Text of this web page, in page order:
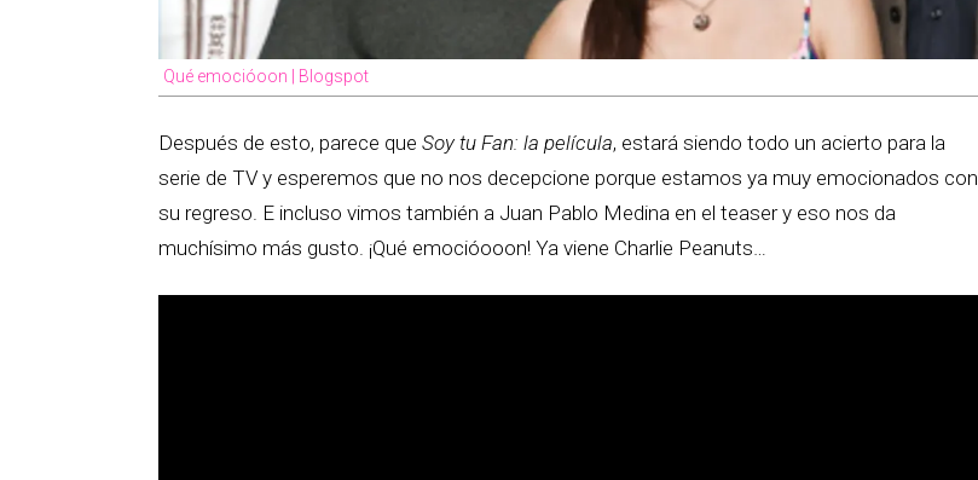
Qué emocióoon | Blogspot
Después de esto, parece que Soy tu Fan: la película, estará siendo todo un acierto para la
serie de TV y esperemos que no nos decepcione porque estamos ya muy emocionados con
su regreso. E incluso vimos también a Juan Pablo Medina en el teaser y eso nos da
muchísimo más gusto. ¡Qué emocióooon! Ya viene Charlie Peanuts…